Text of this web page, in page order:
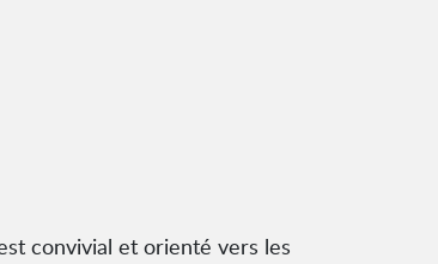
convivial et orienté vers les